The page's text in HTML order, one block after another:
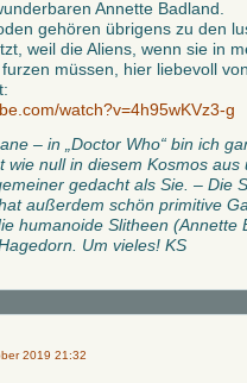
Annette Badland.
gehören übrigens zu den
weil die Aliens, wenn sie in
müssen, hier liebevoll
watch?v=4h95wKVz3-g
– in „Doctor Who“ bin ich
wie null in diesem Kosmos aus
gedacht als Sie. – Die
außerdem schön primitive
humanoide Slitheen (Annette
Um vieles! KS
2019 21:32